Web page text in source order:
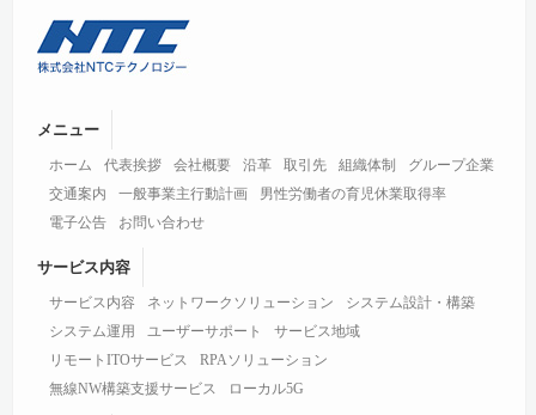
メニュー
ホーム 代表挨拶 会社概要 沿革 取引先 組織体制
グループ企業
交通案内
一般事業主行動計画
男性労働者の育児休業取得率
電子公告
お問い合わせ
サービス内容
サービス内容 ネットワークソリューション
システム設計・構築
システム運用
ユーザーサポート
サービス地域
リモートITOサービス
RPAソリューション
無線NW構築支援サービス
ローカル5G